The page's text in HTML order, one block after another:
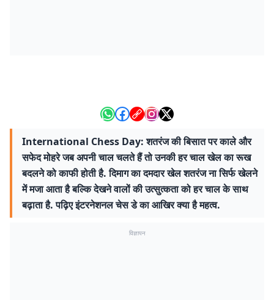
International Chess Day: शतरंज की बिसात पर काले और
सफेद मोहरे जब अपनी चाल चलते हैं तो उनकी हर चाल खेल का रूख
बदलने को काफी होती है. दिमाग का दमदार खेल शतरंज ना सिर्फ खेलने
में मजा आता है बल्कि देखने वालों की उत्सुत्कता को हर चाल के साथ
बढ़ाता है. पढ़िए इंटरनेशनल चेस डे का आखिर क्या है महत्व.
विज्ञापन